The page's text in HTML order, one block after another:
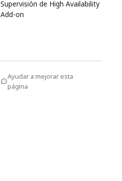
Supervisión de High Availability
Add-on
Ayudar a mejorar esta
página